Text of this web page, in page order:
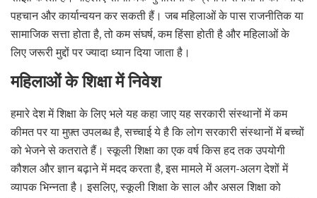
पहचान और कार्यान्वयन कर सकती हैं। जब महिलाओं के पास राजनीतिक या
सामाजिक सत्ता होता है, तो कम संघर्ष, कम हिंसा होती है और महिलाओं के
लिए जरूरी मुद्दों पर ज्यादा ध्यान दिया जाता है।
महिलाओं के शिक्षा में निवेश
हमारे देश में शिक्षा के लिए भले यह कहा जाए यह सरकारी संस्थानों में कम
कीमत पर या मुफ़्त उपलब्ध है, सच्चाई ये है कि लोग सरकारी संस्थानों में बच्चों
को भेजने से कतराते हैं। स्कूली शिक्षा का एक वर्ष किस हद तक उपयोगी
कौशल और ज्ञान बढ़ाने में मदद करता है, इस मामले में अलग-अलग देशों में
व्यापक भिन्नता है। इसलिए, स्कूली शिक्षा के साल और असल शिक्षा को